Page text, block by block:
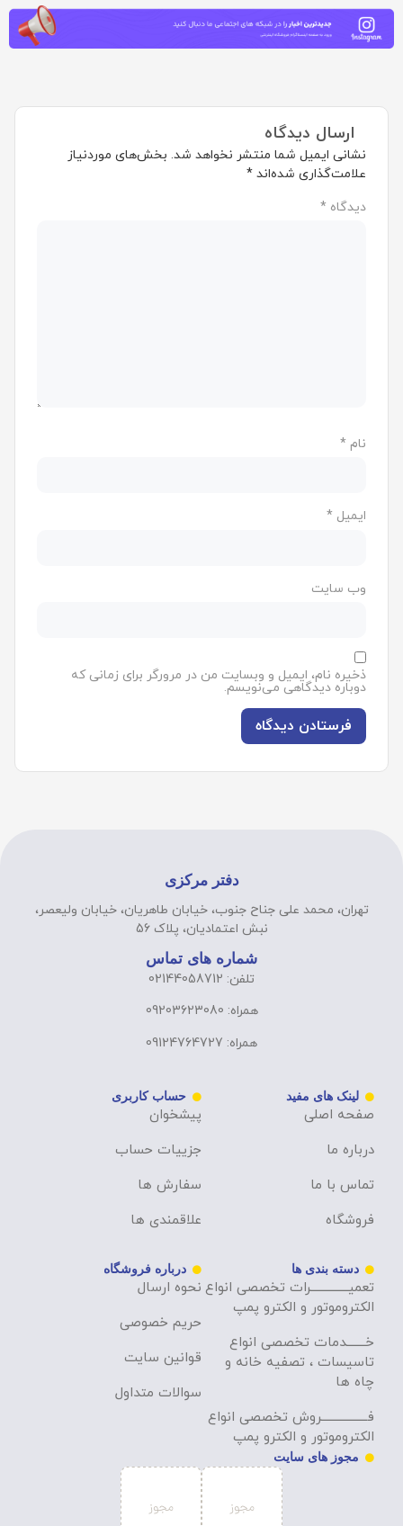
ارسال دیدگاه
نشانی ایمیل شما منتشر نخواهد شد. بخش‌های موردنیاز
علامت‌گذاری شده‌اند *
دیدگاه *
نام *
ایمیل *
وب‌ سایت
ذخیره نام، ایمیل و وبسایت من در مرورگر برای زمانی که
دوباره دیدگاهی می‌نویسم.
دفتر مرکزی
تهران، محمد علی جناح جنوب، خیابان طاهریان، خیابان ولیعصر،
نبش اعتمادیان، پلاک 56
شماره های تماس
تلفن: 02144058712
همراه: 09203623080
همراه: 09124764727
لینک های مفید
صفحه اصلی
درباره ما
تماس با ما
فروشگاه
حساب کاربری
پیشخوان
جزییات حساب
سفارش ها
علاقمندی ها
دسته بندی ها
تعمیــــــــــــــرات تخصصی انواع
الکتروموتور و الکترو پمپ
خـــــــدمات تخصصی انواع
تاسیسات ، تصفیه خانه و
چاه ها
فـــــــــــــــــروش تخصصی انواع
الکتروموتور و الکترو پمپ
درباره فروشگاه
نحوه ارسال
حریم خصوصی
قوانین سایت
سوالات متداول
مجوز های سایت